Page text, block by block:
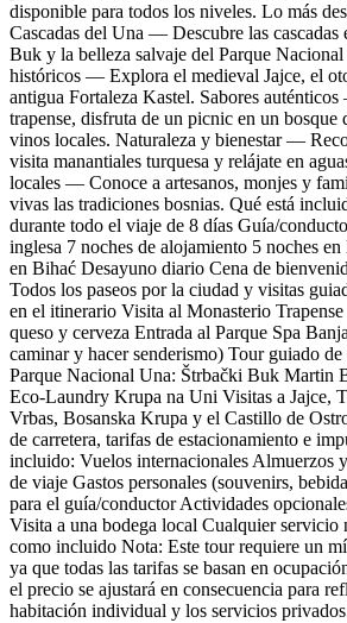
disponible para todos los niveles. Lo más
Cascadas del Una — Descubre las cascadas
Buk y la belleza salvaje del Parque
históricos — Explora el medieval Jajce, el
antigua Fortaleza Kastel. Sabores
trapense, disfruta de un picnic en un bosque
vinos locales. Naturaleza y bienestar —
visita manantiales turquesa y relájate en
locales — Conoce a artesanos, monjes y
vivas las tradiciones bosnias. Qué está
durante todo el viaje de 8 días Guía/
inglesa 7 noches de alojamiento 5 noches
en Bihać Desayuno diario Cena de
Todos los paseos por la ciudad y visitas
en el itinerario Visita al Monasterio
queso y cerveza Entrada al Parque Spa
caminar y hacer senderismo) Tour guiado
Parque Nacional Una: Štrbački Buk Martin
Eco‑Laundry Krupa na Uni Visitas a Jajce,
Vrbas, Bosanska Krupa y el Castillo de
de carretera, tarifas de estacionamiento e
incluido: Vuelos internacionales Almuerzos
de viaje Gastos personales (souvenirs,
para el guía/conductor Actividades
Visita a una bodega local Cualquier servicio
como incluido Nota: Este tour requiere un
ya que todas las tarifas se basan en
el precio se ajustará en consecuencia para
habitación individual y los servicios